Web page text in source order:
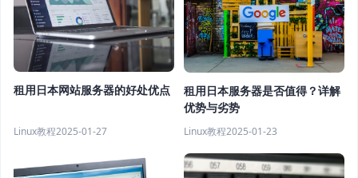
租用日本网站服务器的好处优点
Linux教程2025-01-27
租用日本服务器是否值得？详解
优势与劣势
Linux教程2025-01-23